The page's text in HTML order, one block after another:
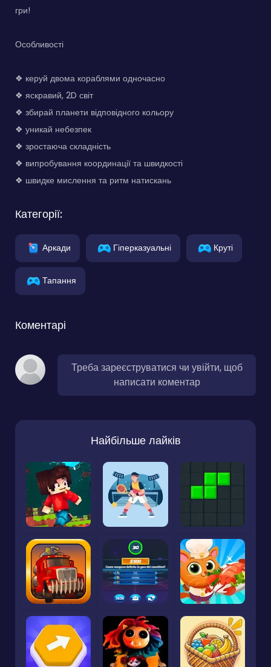
гри!
Особливості
❖ керуй двома кораблями одночасно
❖ яскравий, 2D світ
❖ збирай планети відповідного кольору
❖ уникай небезпек
❖ зростаюча складність
❖ випробування координації та швидкості
❖ швидке мислення та ритм натискань
Категорії:
Аркади Гіперказуальні Круті
Тапання
Коментарі
Треба зареєструватися чи увійти, щоб
написати коментар
Найбільше лайків